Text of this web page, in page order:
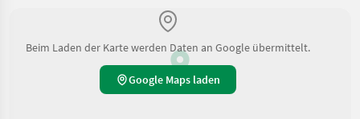
Beim Laden der Karte werden Daten an Google übermittelt.
Google Maps laden